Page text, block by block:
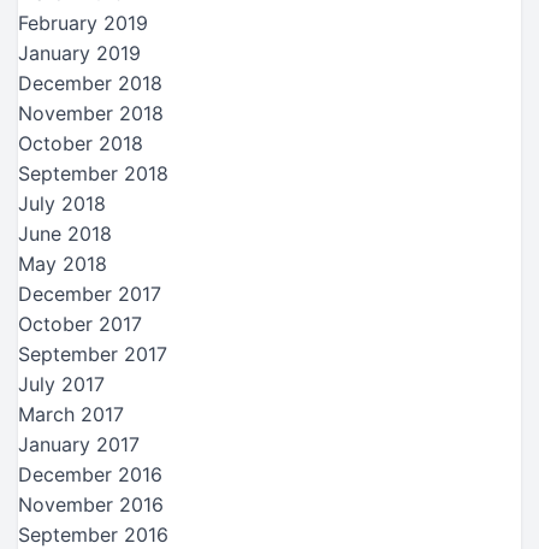
February 2019
January 2019
December 2018
November 2018
October 2018
September 2018
July 2018
June 2018
May 2018
December 2017
October 2017
September 2017
July 2017
March 2017
January 2017
December 2016
November 2016
September 2016